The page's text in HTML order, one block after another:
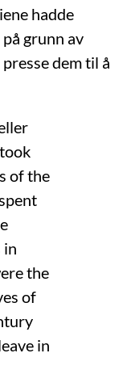
hadde
grunn av
dem til å
of the
spent
in
the
of
in